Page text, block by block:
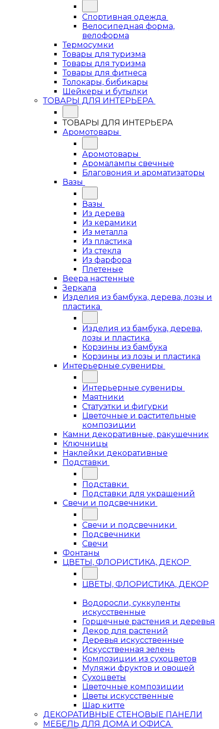
Спортивная одежда
Велосипедная форма,
велоформа
Термосумки
Товары для туризма
Товары для туризма
Товары для фитнеса
Толокары, бибикары
Шейкеры и бутылки
ТОВАРЫ ДЛЯ ИНТЕРЬЕРА
ТОВАРЫ ДЛЯ ИНТЕРЬЕРА
Аромотовары
Аромотовары
Аромалампы свечные
Благовония и ароматизаторы
Вазы
Вазы
Из дерева
Из керамики
Из металла
Из пластика
Из стекла
Из фарфора
Плетеные
Веера настенные
Зеркала
Изделия из бамбука, дерева, лозы и
пластика
Изделия из бамбука, дерева,
лозы и пластика
Корзины из бамбука
Корзины из лозы и пластика
Интерьерные сувениры
Интерьерные сувениры
Маятники
Статуэтки и фигурки
Цветочные и растительные
композиции
Камни декоративные, ракушечник
Ключницы
Наклейки декоративные
Подставки
Подставки
Подставки для украшений
Свечи и подсвечники
Свечи и подсвечники
Подсвечники
Свечи
Фонтаны
ЦВЕТЫ, ФЛОРИСТИКА, ДЕКОР
ЦВЕТЫ, ФЛОРИСТИКА, ДЕКОР
Водоросли, суккуленты
искусственные
Горшечные растения и деревья
Декор для растений
Деревья искусственные
Искусственная зелень
Композиции из сухоцветов
Муляжи фруктов и овощей
Сухоцветы
Цветочные композиции
Цветы искусственные
Шар китте
ДЕКОРАТИВНЫЕ СТЕНОВЫЕ ПАНЕЛИ
МЕБЕЛЬ ДЛЯ ДОМА И ОФИСА